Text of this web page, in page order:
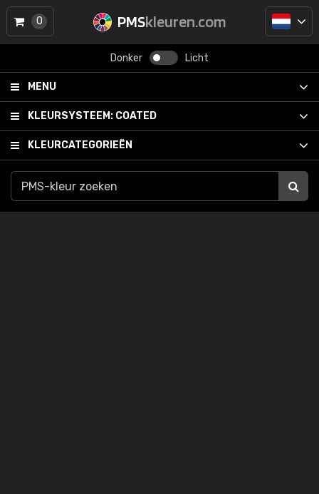
PMSkleuren.com
Donker Licht
MENU
KLEURSYSTEEM: COATED
KLEURCATEGORIEËN
0